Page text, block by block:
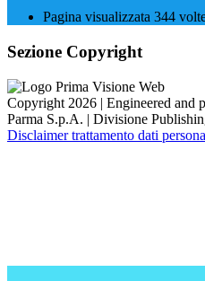
Pagina visualizzata 344
Sezione Copyright
Copyright 2026 | Engineered and
Parma S.p.A. | Divisione
Disclaimer trattamento dati